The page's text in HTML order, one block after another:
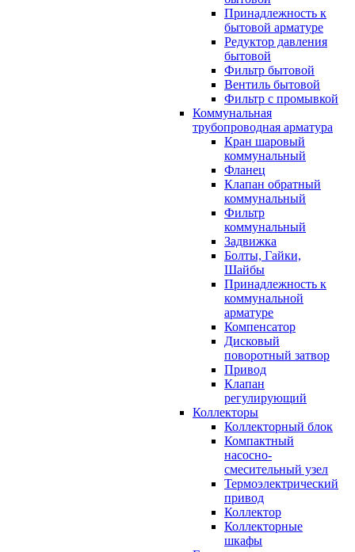
Принадлежность к
бытовой арматуре
Редуктор давления
бытовой
Фильтр бытовой
Вентиль бытовой
Фильтр с промывкой
Коммунальная
трубопроводная арматура
Кран шаровый
коммунальный
Фланец
Клапан обратный
коммунальный
Фильтр
коммунальный
Задвижка
Болты, Гайки,
Шайбы
Принадлежность к
коммунальной
арматуре
Компенсатор
Дисковый
поворотный затвор
Привод
Клапан
регулирующий
Коллекторы
Коллекторный блок
Компактный
насосно-
смесительный узел
Термоэлектрический
привод
Коллектор
Коллекторные
шкафы